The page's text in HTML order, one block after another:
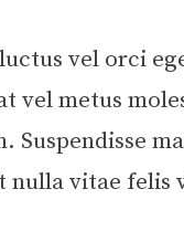
vel orci
vel metus
Suspendisse
nulla vitae felis